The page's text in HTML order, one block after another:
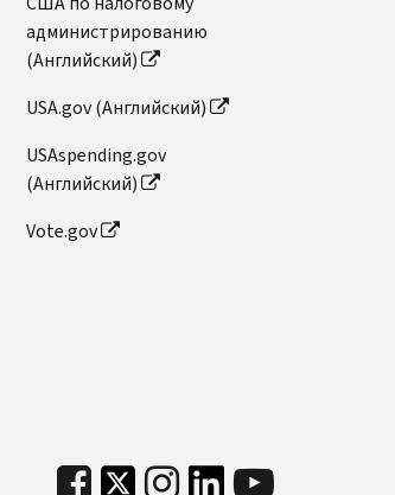
администрированию
(Английский)
USA.gov (Английский)
USAspending.gov
(Английский)
Vote.gov